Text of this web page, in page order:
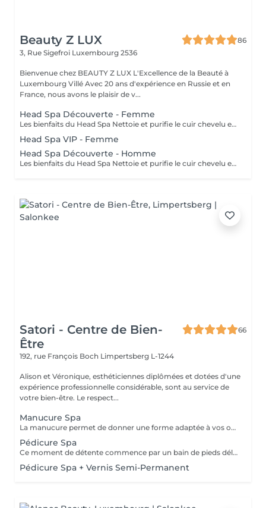
Beauty Z LUX
86
3, Rue Sigefroi Luxembourg 2536
Bienvenue chez BEAUTY Z LUX L'Excellence de la Beauté à
Luxembourg Villé Avec 20 ans d'expérience en Russie et en
France, nous avons le plaisir de v...
Head Spa Découverte - Femme
Les bienfaits du Head Spa Nettoie et purifie le cuir chevelu en profondeur. Stimule la circulation sanguine et favorise la pousse des cheveux. Relâche les tensions du cuir chevelu, de la nuque et des épaules. Offre une relaxation profonde, réduit le stress et apaise l'esprit. Rend les cheveux plus brillants, légers et revitalisés. Résultat : un cuir chevelu sain, des cheveux éclatants et une sensation de bien-être total. Le soin commence par un diagnostic rapide du cuir chevelu afin de choisir les produits adaptés. Ensuite, vous vous installez confortablement, et un massage relaxant du cuir chevelu, de la nuque et des épaules est réalisé avec des gestes doux et apaisants. Un nettoyage en profondeur et une hydratation sont appliqués pour purifier et nourrir le cuir chevelu. Tout au long du soin, vous ressentez une détente totale, et à la fin vos cheveux sont légers, brillants et revitalisés. The Benefits of a Head Spa Deeply cleanses and purifies the scalp. Stimulates blood circulation and encourages healthy hair growth. Releases tension in the scalp, neck, and shoulders. Provides deep relaxation, reduces stress, and calms the mind. Leaves hair shinier, lighter, and revitalized. Result: a healthy scalp, radiant hair, and a complete sense of well-being. The treatment starts with a quick scalp analysis to select the right products for your needs. You then lie back comfortably while enjoying a relaxing massage of the scalp, neck, and shoulders with gentle, soothing movements. A deep cleansing and hydration ritual is applied to purify and nourish the scalp. Throughout the session, you experience total relaxation, and afterwards your hair feels light, shiny, and revitalized.
Head Spa VIP - Femme
Head Spa Découverte - Homme
Les bienfaits du Head Spa Nettoie et purifie le cuir chevelu en profondeur.Stimule la circulation sanguine et favorise la pousse des cheveux. Relâche les tensions du cuir chevelu, de la nuque et des épaules. Offre une relaxation profonde, réduit le stress et apaise l'esprit. Rend les cheveux plus brillants, légers et revitalisés. Résultat : un cuir chevelu sain, des cheveux éclatants et une sensation de bien-être total. Le soin commence par un diagnostic rapide du cuir chevelu afin de choisir les produits adaptés. Ensuite, vous vous installez confortablement, et un massage relaxant du cuir chevelu, de la nuque et des épaules est réalisé avec des gestes doux et apaisants. Un nettoyage en profondeur et une hydratation sont appliqués pour purifier et nourrir le cuir chevelu. Tout au long du soin, vous ressentez une détente totale, et à la fin vos cheveux sont légers, brillants et revitalisés. The Benefits of a Head Spa Deeply cleanses and purifies the scalp. Stimulates blood circulation and encourages healthy hair growth. Releases tension in the scalp, neck, and shoulders. Provides deep relaxation, reduces stress, and calms the mind. Leaves hair shinier, lighter, and revitalized. Result: a healthy scalp, radiant hair, and a complete sense of well-being. The treatment starts with a quick scalp analysis to select the right products for your needs. You then lie back comfortably while enjoying a relaxing massage of the scalp, neck, and shoulders with gentle, soothing movements. A deep cleansing and hydration ritual is applied to purify and nourish the scalp. Throughout the session, you experience total relaxation, and afterwards your hair feels light, shiny, and revitalized.
Satori - Centre de Bien-
Être
66
192, rue François Boch Limpertsberg L-1244
Alison et Véronique, esthéticiennes diplômées et dotées d'une
expérience professionnelle considérable, sont au service de
votre bien-être. Le respect...
Manucure Spa
La manucure permet de donner une forme adaptée à vos ongles grâce au limage. Elle permet aussi de nettoyer et d'embellir vos ongles et vos cuticules pour un rendu net et soigné. Version humide avec trempage et/ou sèche avec les différents embouts adaptés selon besoins. Un gommage exfoliant suivi d'un masque hydratant permettront de compléter ce moment de détente avec un petit massage des mains. Une finition de base transparente sera appliquée si vous le souhaitez.
Pédicure Spa
Ce moment de détente commence par un bain de pieds délassant. Ce soin permet de retrouver des pieds propres, doux et soignés. La pédicure Spa comprend l'entretien des ongles, le travail des cuticules et du contour de l'ongle ainsi que des callosités. Un gommage suivi d'un masque hydratant et d'un petit massage des pieds complètent cette prestation. Une base transparente pourra être appliquée en fin de soin si vous le souhaitez.
Pédicure Spa + Vernis Semi-Permanent